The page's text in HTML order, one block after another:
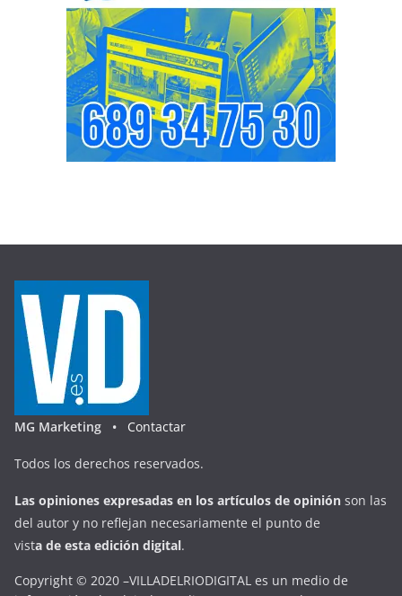
MG Marketing • Contactar
Todos los derechos reservados.
Las opiniones expresadas en los artículos de opinión son las
del autor y no reflejan necesariamente el punto de
vista de esta edición digital.
Copyright © 2020 –VILLADELRIODIGITAL es un medio de